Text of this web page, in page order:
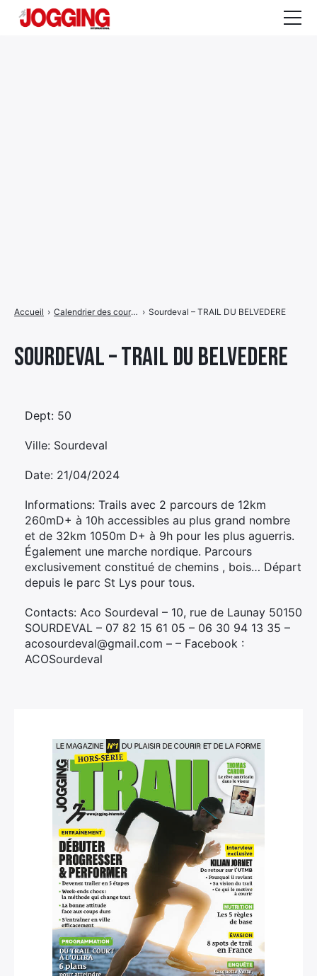
Sourdeval – TRAIL DU BELVEDERE
Accueil › Calendrier des courses › Sourdeval – TRAIL DU BELVEDERE
Dept: 50
Ville: Sourdeval
Date: 21/04/2024
Informations: Trails avec 2 parcours de 12km
260mD+ à 10h accessibles au plus grand nombre
et de 32km 1050m D+ à 9h pour les plus aguerris.
Également une marche nordique. Parcours
exclusivement constitué de chemins , bois… Départ
depuis le parc St Lys pour tous.
Contacts: Aco Sourdeval – 10, rue de Launay 50150
SOURDEVAL – 07 82 15 61 05 – 06 30 94 13 35 –
acosourdeval@gmail.com – – Facebook :
ACOSourdeval‌
de
ÉlémentÉlément